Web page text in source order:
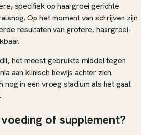
specifiek op haargroei gerichte
Op het moment van schrijven zijn
resultaten van grotere, haargroei-
het meest gebruikte middel tegen
aan klinisch bewijs achter zich.
nog in een vroeg stadium als het gaat
of supplement?